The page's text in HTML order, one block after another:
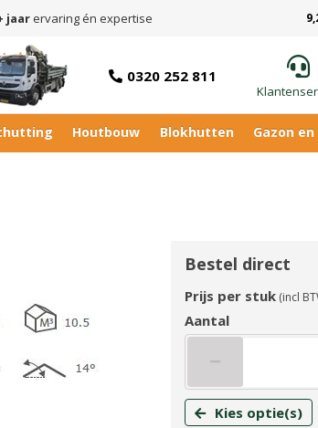
jaar ervaring én expertise
0320 252 811
Houtbouw Blokhutten Gazon
Bestel direct
Prijs per stuk (incl
Aantal
Kies optie(s)